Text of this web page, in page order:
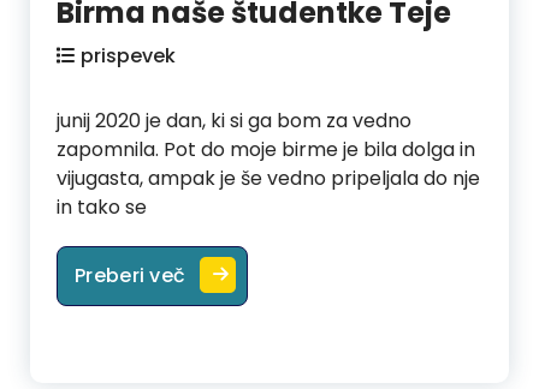
Birma naše študentke Teje
prispevek
junij 2020 je dan, ki si ga bom za vedno
zapomnila. Pot do moje birme je bila dolga in
vijugasta, ampak je še vedno pripeljala do nje
in tako se
Preberi več Birma naše študentke Teje